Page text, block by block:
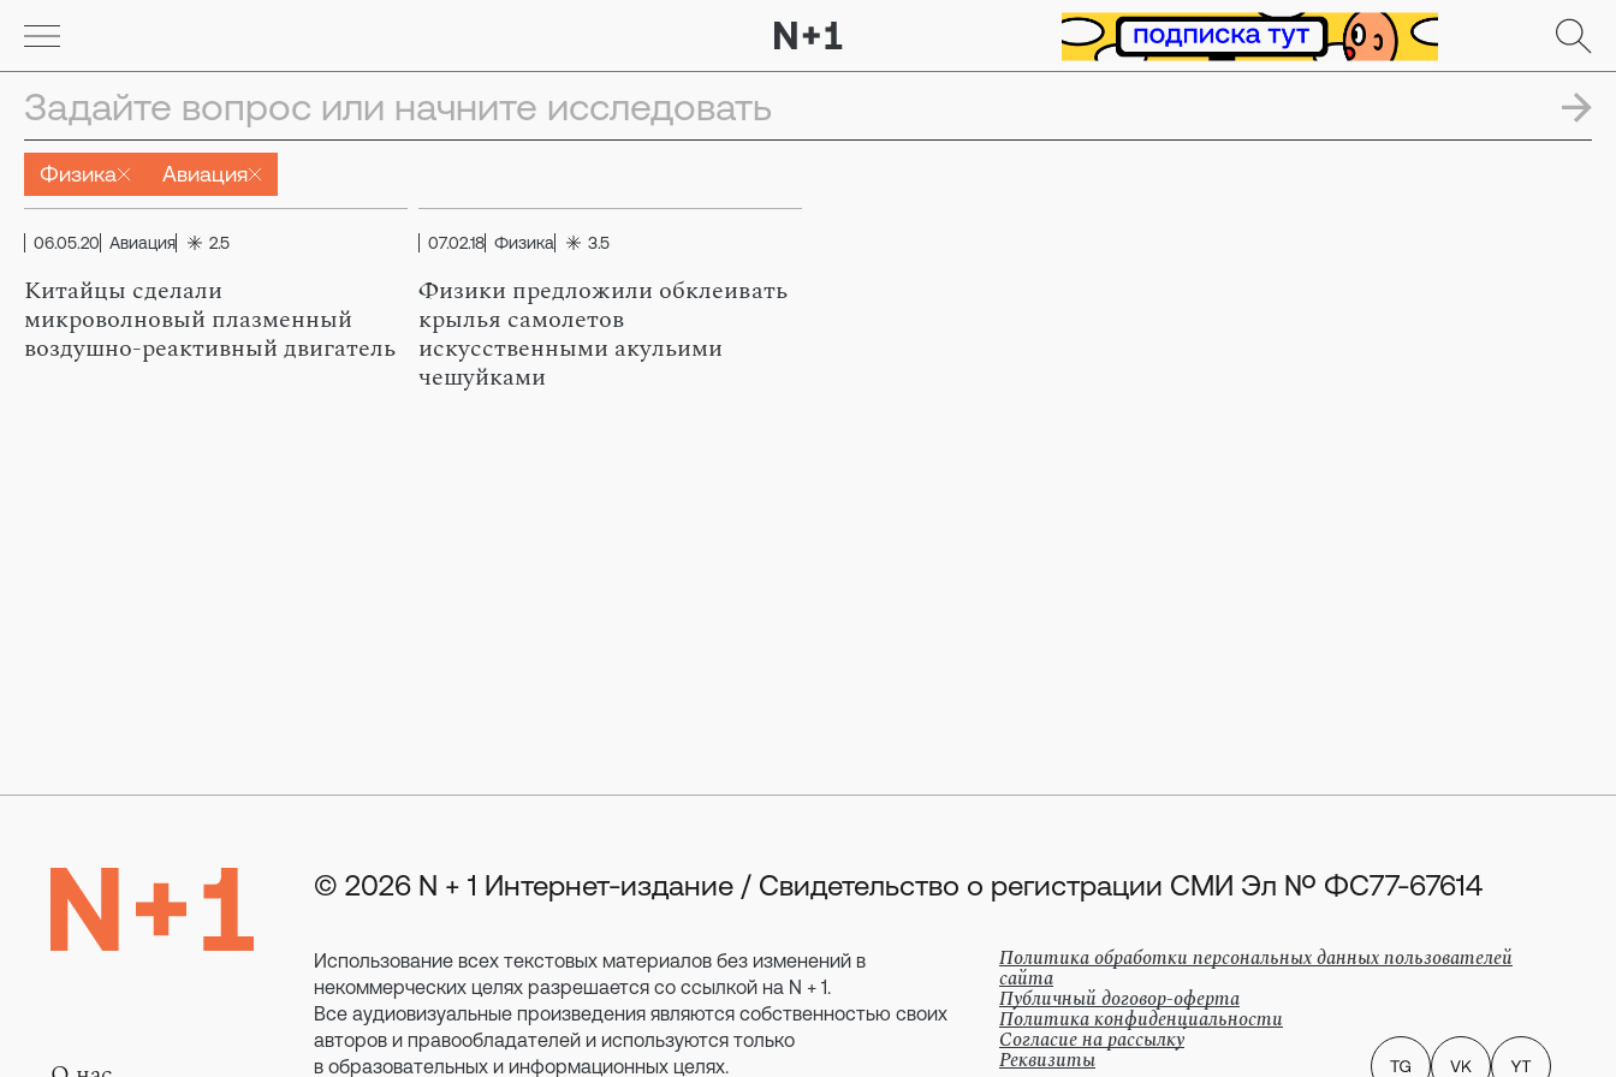
Физика Авиация
06.05.20 Авиация 2.5
Китайцы сделали
микроволновый плазменный
воздушно-реактивный двигатель
07.02.18 Физика 3.5
Физики предложили обклеивать
крылья самолетов
искусственными акульими
чешуйками
© 2026 N + 1 Интернет-издание / Свидетельство о регистрации СМИ Эл № ФС77-67614
Использование всех текстовых материалов без изменений в
некоммерческих целях разрешается со ссылкой на N + 1.
Все аудиовизуальные произведения являются собственностью своих
авторов и правообладателей и используются только
в образовательных и информационных целях.
Политика обработки персональных данных пользователей
сайта
Публичный договор-оферта
Политика конфиденциальности
Согласие на рассылку
Реквизиты